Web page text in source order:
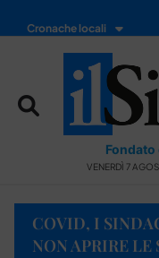
Cronache locali
VENERDÌ 7
COVID, I
NON APRIRE LE